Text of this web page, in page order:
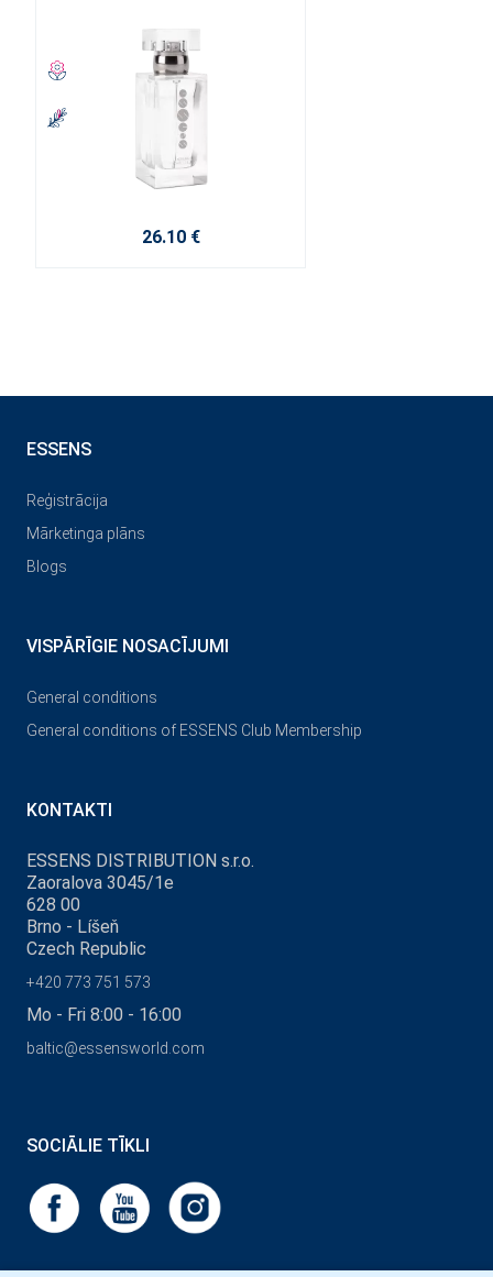
26.10 €
ESSENS
Reģistrācija
Mārketinga plāns
Blogs
VISPĀRĪGIE NOSACĪJUMI
General conditions
General conditions of ESSENS Club Membership
KONTAKTI
ESSENS DISTRIBUTION s.r.o.
Zaoralova 3045/1e
628 00
Brno - Líšeň
Czech Republic
+420 773 751 573
Mo - Fri 8:00 - 16:00
baltic@essensworld.com
SOCIĀLIE TĪKLI